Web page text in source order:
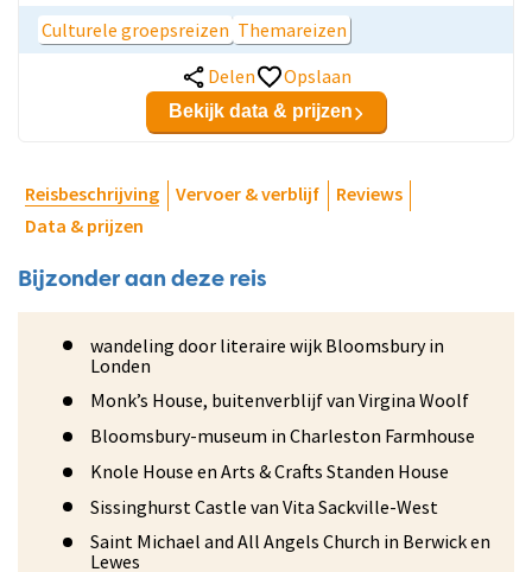
Culturele groepsreizen Themareizen
Delen
Opslaan
Bekijk data & prijzen
Reisbeschrijving Vervoer & verblijf
Reviews
Data & prijzen
Bijzonder aan deze reis
wandeling door literaire wijk Bloomsbury in
Londen
Monk’s House, buitenverblijf van Virgina Woolf
Bloomsbury-museum in Charleston Farmhouse
Knole House en Arts & Crafts Standen House
Sissinghurst Castle van Vita Sackville-West
Saint Michael and All Angels Church in Berwick en
Lewes